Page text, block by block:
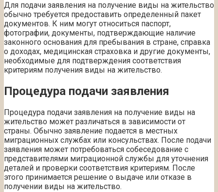
Для подачи заявления на получение виды на жительство
обычно требуется предоставить определенный пакет
документов. К ним могут относиться паспорт,
фотографии, документы, подтверждающие наличие
законного основания для пребывания в стране, справка
о доходах, медицинская страховка и другие документы,
необходимые для подтверждения соответствия
критериям получения виды на жительство.
Процедура подачи заявления
Процедура подачи заявления на получение виды на
жительство может различаться в зависимости от
страны. Обычно заявление подается в местных
миграционных службах или консульствах. После подачи
заявления может потребоваться собеседование с
представителями миграционной службы для уточнения
деталей и проверки соответствия критериям. После
этого принимается решение о выдаче или отказе в
получении виды на жительство.